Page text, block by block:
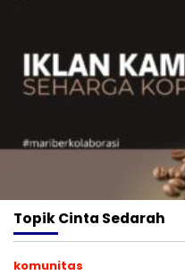
TopikCinta Sedarah
komunitas